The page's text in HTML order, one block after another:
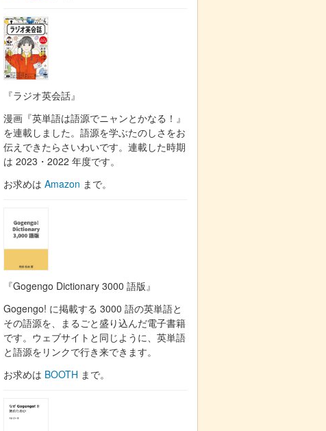
『ラジオ英会話』
漫画『英単語は語源でニャンとかなる！』
を連載しました。語源を学ぶたのしさをお
伝えできたらさいわいです。連載した時期
は 2023・2022 年度です。
お求めは Amazon まで。
『Gogengo Dictionary 3000 語版』
Gogengo! に掲載する 3000 語の英単語と
その語源を、まるごと盛り込んだ電子書籍
です。ウェブサイトと同じように、英単語
と語源をリンクで行き来できます。
お求めは BOOTH まで。